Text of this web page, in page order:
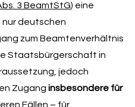
3 BeamtStG) eine
nur deutschen
zum Beamtenverhältnis
Staatsbürgerschaft in
jedoch
Zugang insbesondere für
Fällen – für